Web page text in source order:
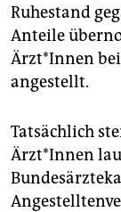
Ruhestand
Anteile
Ärzt*Innen
angestellt.
Tatsächlich
Ärzt*Innen